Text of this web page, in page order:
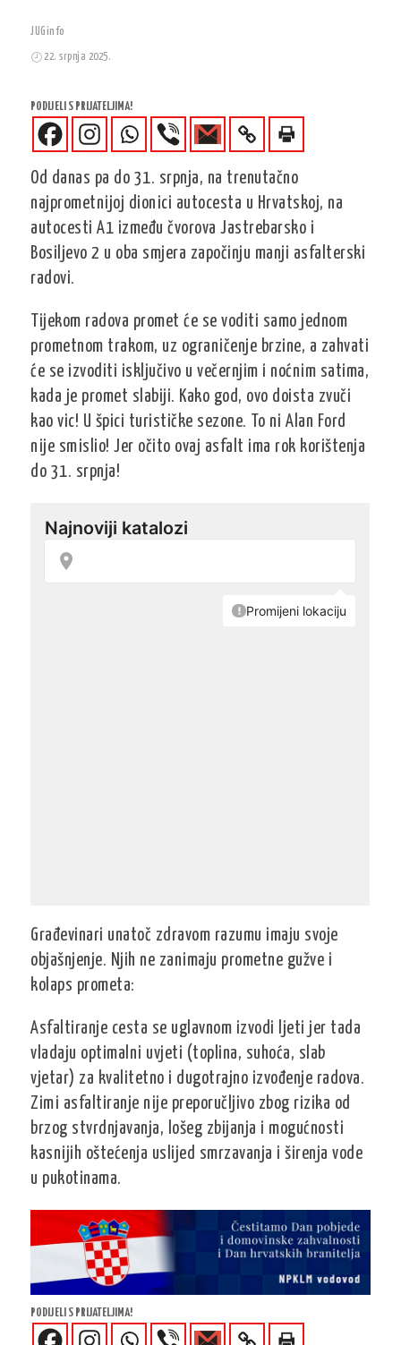
JUGinfo
22. srpnja 2025.
PODIJELI S PRIJATELJIMA!
Od danas pa do 31. srpnja, na trenutačno
najprometnijoj dionici autocesta u Hrvatskoj, na
autocesti A1 između čvorova Jastrebarsko i
Bosiljevo 2 u oba smjera započinju manji asfalterski
radovi.
Tijekom radova promet će se voditi samo jednom
prometnom trakom, uz ograničenje brzine, a zahvati
će se izvoditi isključivo u večernjim i noćnim satima,
kada je promet slabiji. Kako god, ovo doista zvuči
kao vic! U špici turističke sezone. To ni Alan Ford
nije smislio! Jer očito ovaj asfalt ima rok korištenja
do 31. srpnja!
Građevinari unatoč zdravom razumu imaju svoje
objašnjenje. Njih ne zanimaju prometne gužve i
kolaps prometa:
Asfaltiranje cesta se uglavnom izvodi ljeti jer tada
vladaju optimalni uvjeti (toplina, suhoća, slab
vjetar) za kvalitetno i dugotrajno izvođenje radova.
Zimi asfaltiranje nije preporučljivo zbog rizika od
brzog stvrdnjavanja, lošeg zbijanja i mogućnosti
kasnijih oštećenja uslijed smrzavanja i širenja vode
u pukotinama.
PODIJELI S PRIJATELJIMA!